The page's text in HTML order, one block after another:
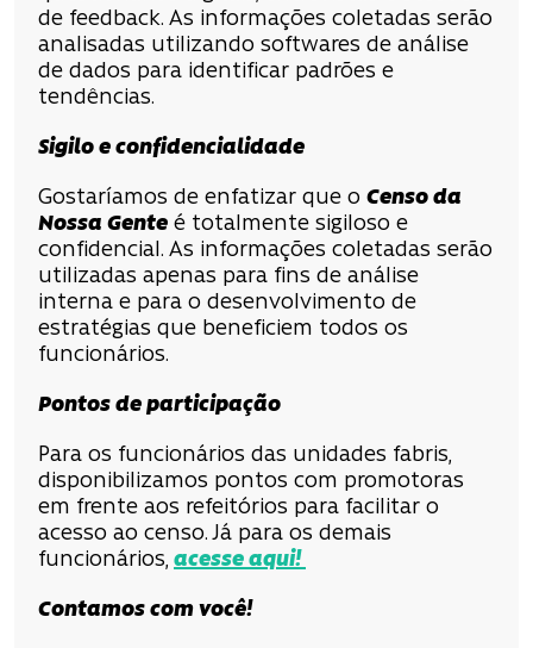
de feedback. As informações coletadas serão
analisadas utilizando softwares de análise
de dados para identificar padrões e
tendências.
Sigilo e confidencialidade
Gostaríamos de enfatizar que o Censo da
Nossa Gente é totalmente sigiloso e
confidencial. As informações coletadas serão
utilizadas apenas para fins de análise
interna e para o desenvolvimento de
estratégias que beneficiem todos os
funcionários.
Pontos de participação
Para os funcionários das unidades fabris,
disponibilizamos pontos com promotoras
em frente aos refeitórios para facilitar o
acesso ao censo. Já para os demais
funcionários, acesse aqui!
Contamos com você!